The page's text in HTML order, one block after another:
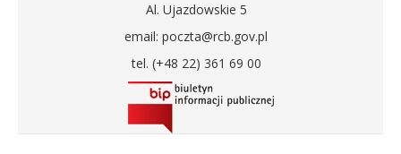
Al. Ujazdowskie 5
email: poczta@rcb.gov.pl
tel. (+48 22) 361 69 00